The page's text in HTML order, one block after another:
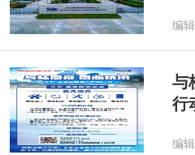
编辑
与
行
编辑